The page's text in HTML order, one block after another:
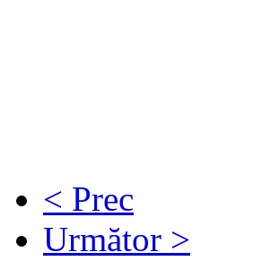
< Prec
Următor >